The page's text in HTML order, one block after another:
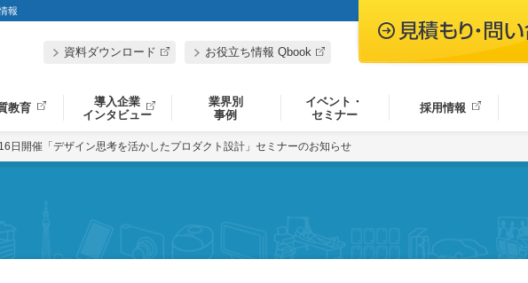
報
資料ダウンロード お役立ち情報 Qbook
教育
導入企業
インタビュー
業界別
事例
イベント・
セミナー
採用情報
日開催「デザイン思考を活かしたプロダクト設計」セミナーのお知らせ